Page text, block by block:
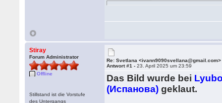
Stiray
Forum Administrator
Offline
Stillstand ist die Vorstufe
des Untergangs
Re: Svetlana <ivann9090svellana@gmail.com>
Antwort #1 -23. April 2025 um 23:59
Das Bild wurde bei
(Испанова) geklaut.